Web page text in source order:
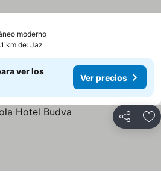
modernoVer precios
km de: Jaz
ver los
Ver precios
Compartir